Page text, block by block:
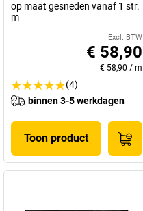
op maat gesneden vanaf 1 str.
m
Excl. BTW
€ 58,90
€ 58,90 / m
(4)
binnen 3-5 werkdagen
Toon product